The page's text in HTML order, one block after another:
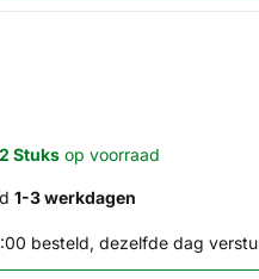
Stuks op voorraad
1-3 werkdagen
besteld, dezelfde dag